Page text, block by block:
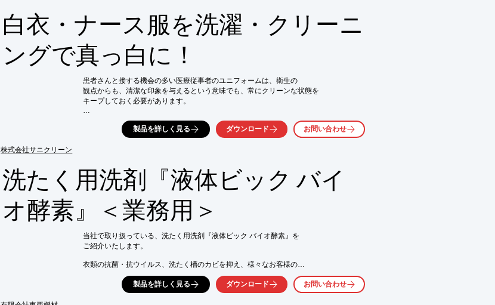
■加工時の白度の低下はほとんどなし
■他の加工薬剤との併用可能
■コスト的にも有利な抗菌剤
※詳しくはPDF資料をご覧いただくか、お気軽にお問い合わせ下さい。
白衣・ナース服を洗濯・クリーニ
ングで真っ白に！
株式会社サニクリーン
患者さんと接する機会の多い医療従事者のユニフォームは、衛生の
観点からも、清潔な印象を与えるという意味でも、常にクリーンな状態を
キープしておく必要があります。
今回は、白衣やナース服についた頑固な汚れの落とし方と手間をかけずに
清潔感を保てるユニフォームのレンタルシステムをご紹介します。
製品を詳しく見る ダウンロード お問い合わせ
洗たく用洗剤『液体ビック バイ
オ酵素』＜業務用＞
当社で取り扱っている、洗たく用洗剤『液体ビック バイオ酵素』を
ご紹介いたします。
衣類の抗菌・抗ウイルス、洗たく槽のカビを抑え、様々なお客様の
清潔なお洗たくをサポートします。
また、酵素配合で、手強い汚れもスッキリ洗浄。飲食店や介護施設、
製品を詳しく見る ダウンロード お問い合わせ